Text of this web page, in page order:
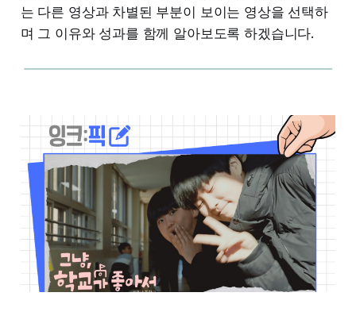
는 다른 영상과 차별된 부분이 보이는 영상을 선택하
며 그 이유와 성과를 함께 알아보도록 하겠습니다.